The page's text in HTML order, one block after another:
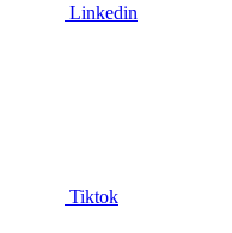
Linkedin
Tiktok